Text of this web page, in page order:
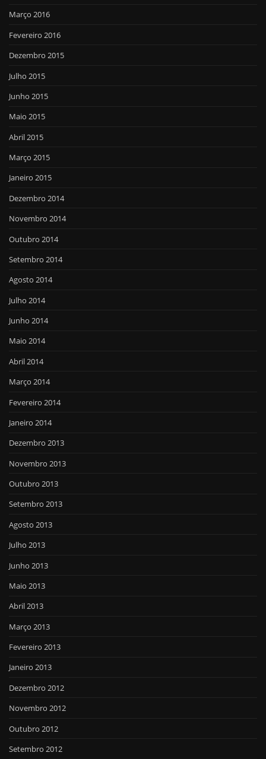
Março 2016
Fevereiro 2016
Dezembro 2015
Julho 2015
Junho 2015
Maio 2015
Abril 2015
Março 2015
Janeiro 2015
Dezembro 2014
Novembro 2014
Outubro 2014
Setembro 2014
Agosto 2014
Julho 2014
Junho 2014
Maio 2014
Abril 2014
Março 2014
Fevereiro 2014
Janeiro 2014
Dezembro 2013
Novembro 2013
Outubro 2013
Setembro 2013
Agosto 2013
Julho 2013
Junho 2013
Maio 2013
Abril 2013
Março 2013
Fevereiro 2013
Janeiro 2013
Dezembro 2012
Novembro 2012
Outubro 2012
Setembro 2012